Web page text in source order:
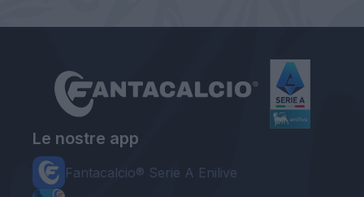
Le nostre app
Fantacalcio® Serie A Enilive